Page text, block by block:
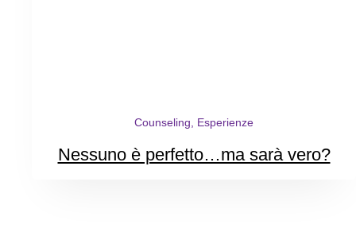
Counseling, Esperienze
Nessuno è perfetto…ma sarà vero?